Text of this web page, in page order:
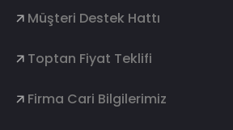
Müşteri Destek Hattı
Toptan Fiyat Teklifi
Firma Cari Bilgilerimiz